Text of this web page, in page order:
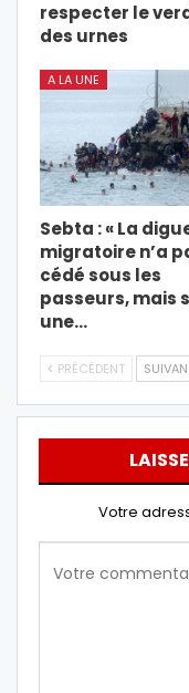
respecter le
des urnes
A LA UNE
Sebta : « La
migratoire n’a
cédé sous les
passeurs, mais
une…
PRÉCÉDENT
Votre